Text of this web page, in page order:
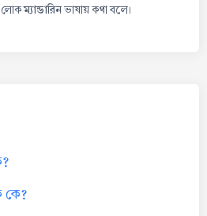
লোকম্যান্ডারিনভাষায় কথা বলে।
কে?